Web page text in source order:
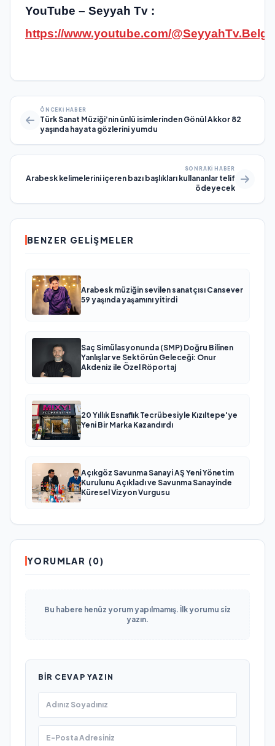
YouTube – Seyyah Tv :
https://www.youtube.com/
ÖNCEKI HABER
Türk Sanat Müziği’nin ünlü isimlerinden Gönül Akkor 82
yaşında hayata gözlerini yumdu
SONRAKI HABER
Arabesk kelimelerini içeren bazı başlıkları kullananlar telif
ödeyecek
BENZER GELIŞMELER
Arabesk müziğin sevilen sanatçısı Cansever
59 yaşında yaşamını yitirdi
Saç Simülasyonunda (SMP) Doğru Bilinen
Yanlışlar ve Sektörün Geleceği: Onur
Akdeniz ile Özel Röportaj
20 Yıllık Esnaflık Tecrübesiyle Kızıltepe'ye
Yeni Bir Marka Kazandırdı
Açıkgöz Savunma Sanayi AŞ Yeni Yönetim
Kurulunu Açıkladı ve Savunma Sanayinde
Küresel Vizyon Vurgusu
YORUMLAR (0)
Bu habere henüz yorum yapılmamış. İlk yorumu siz
yazın.
BIR CEVAP YAZIN